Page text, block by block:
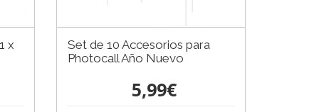
x
Set de 10 Accesorios para
Photocall Año Nuevo
5,99€